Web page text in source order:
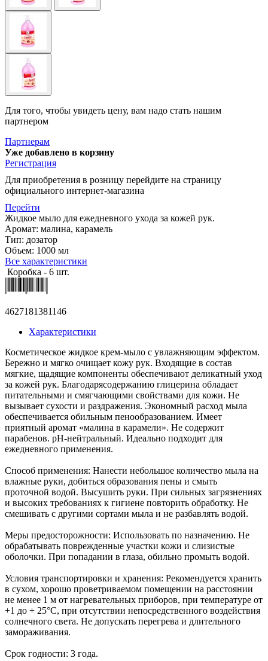
Для того, чтобы увидеть цену, вам надо стать нашим
партнером
Партнерам
Уже добавлено в корзину
Регистрация
Для приобретения в розницу перейдите на страницу
официального интернет-магазина
Перейти
Жидкое мыло для ежедневного ухода за кожей рук.
Аромат: малина, карамель
Тип: дозатор
Объем: 1000 мл
Все характеристики
Коробка - 6 шт.
4627181381146
Характеристики
Косметическое жидкое крем-мыло с увлажняющим эффектом.
Бережно и мягко очищает кожу рук. Входящие в состав
мягкие, щадящие компоненты обеспечивают деликатный уход
за кожей рук. Благодарясодержанию глицерина обладает
питательными и смягчающими свойствами для кожи. Не
вызывает сухости и раздражения. Экономный расход мыла
обеспечивается обильным пенообразованием. Имеет
приятный аромат «малина в карамели». Не содержит
парабенов. pH-нейтральный. Идеально подходит для
ежедневного применения.
Способ применения: Нанести небольшое количество мыла на
влажные руки, добиться образования пены и смыть
проточной водой. Высушить руки. При сильных загрязнениях
и высоких требованиях к гигиене повторить обработку. Не
смешивать с другими сортами мыла и не разбавлять водой.
Меры предосторожности: Использовать по назначению. Не
обрабатывать поврежденные участки кожи и слизистые
оболочки. При попадании в глаза, обильно промыть водой.
Условия транспортировки и хранения: Рекомендуется хранить
в сухом, хорошо проветриваемом помещении на расстоянии
не менее 1 м от нагревательных приборов, при температуре от
+1 до + 25°С, при отсутствии непосредственного воздействия
солнечного света. Не допускать перегрева и длительного
замораживания.
Срок годности: 3 года.